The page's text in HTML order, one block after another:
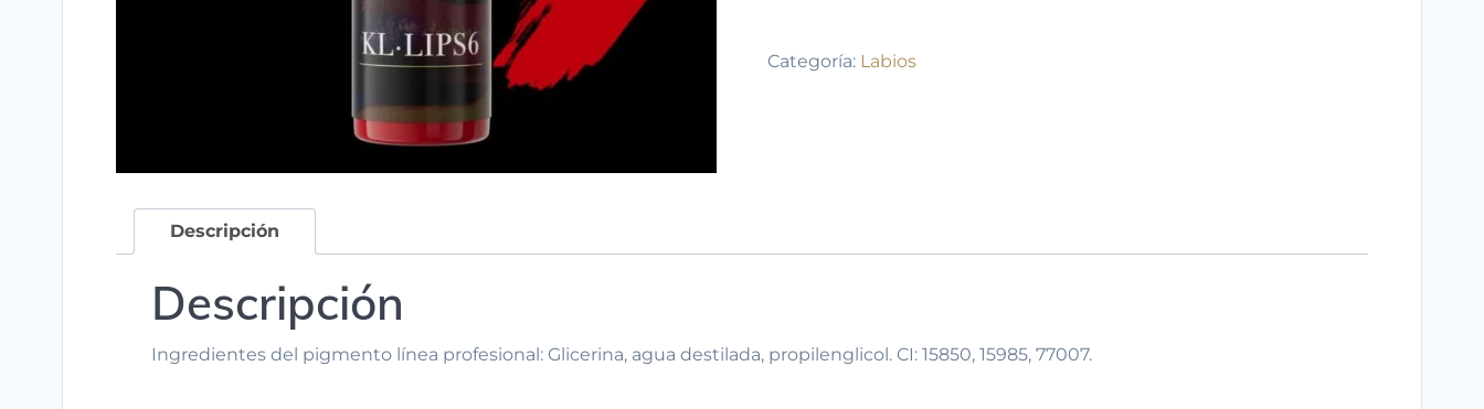
Lips
Categoría: Labios
Descripción
Descripción
Ingredientes del pigmento línea profesional: Glicerina, agua destilada, propilenglicol. CI: 15850, 15985, 77007.